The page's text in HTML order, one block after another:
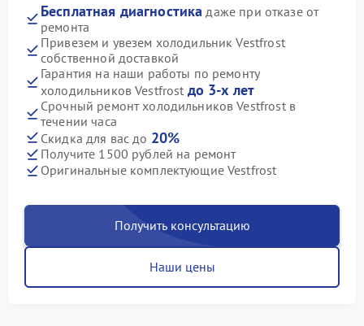
Бесплатная диагностика даже при отказе от
ремонта
Привезем и увезем холодильник Vestfrost
собственной доставкой
Гарантия на наши работы по ремонту
холодильников Vestfrost до 3-х лет
Срочный ремонт холодильников Vestfrost в
течении часа
Скидка для вас до 20%
Получите 1500 рублей на ремонт
Оригинальные комплектующие Vestfrost
Получить консультацию
Наши цены